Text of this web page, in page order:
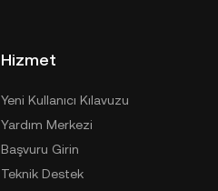
Hizmet
Yeni Kullanıcı Kılavuzu
Yardım Merkezi
Başvuru Girin
Teknik Destek